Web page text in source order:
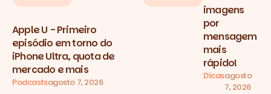
Apple U - Primeiro
episódio em torno do
iPhone Ultra, quota de
mercado e mais
Podcastsagosto 7, 2026
imagens
por
mensagem
mais
rápido!
Dicasagosto
7, 2026